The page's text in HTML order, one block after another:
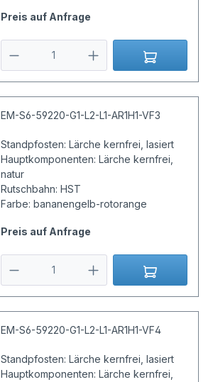
Preis auf Anfrage
EM-S6-59220-G1-L2-L1-AR1H1-VF3
Standpfosten: Lärche kernfrei, lasiert
Hauptkomponenten: Lärche kernfrei,
natur
Rutschbahn: HST
Farbe: bananengelb-rotorange
Preis auf Anfrage
EM-S6-59220-G1-L2-L1-AR1H1-VF4
Standpfosten: Lärche kernfrei, lasiert
Hauptkomponenten: Lärche kernfrei,